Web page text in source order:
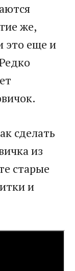
же,
это еще и
сделать
из
старые
и